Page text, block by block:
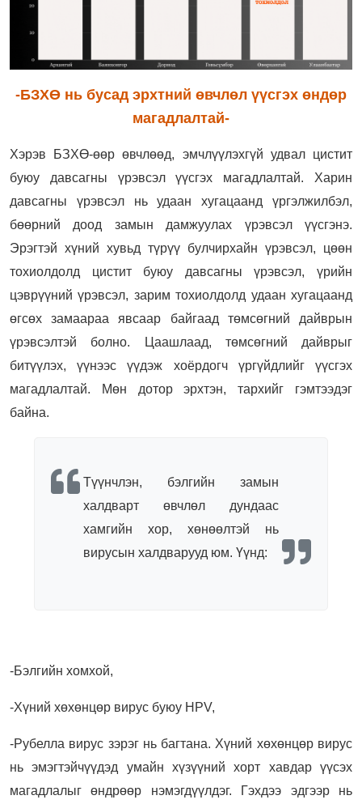
-БЗХӨ нь бусад эрхтний өвчлөл үүсгэх өндөр
магадлалтай-
Хэрэв БЗХӨ-өөр өвчлөөд, эмчлүүлэхгүй удвал цистит
буюу давсагны үрэвсэл үүсгэх магадлалтай. Харин
давсагны үрэвсэл нь удаан хугацаанд үргэлжилбэл,
бөөрний доод замын дамжуулах үрэвсэл үүсгэнэ.
Эрэгтэй хүний хувьд түрүү булчирхайн үрэвсэл, цөөн
тохиолдолд цистит буюу давсагны үрэвсэл, үрийн
цэврүүний үрэвсэл, зарим тохиолдолд удаан хугацаанд
өгсөх замаараа явсаар байгаад төмсөгний дайврын
үрэвсэлтэй болно. Цаашлаад, төмсөгний дайврыг
битүүлэх, үүнээс үүдэж хоёрдогч үргүйдлийг үүсгэх
магадлалтай. Мөн дотор эрхтэн, тархийг гэмтээдэг
байна.
Түүнчлэн, бэлгийн замын
халдварт өвчлөл дундаас
хамгийн хор, хөнөөлтэй нь
вирусын халдварууд юм. Үүнд:
-Бэлгийн хомхой,
-Хүний хөхөнцөр вирус буюу HPV,
-Рубелла вирус зэрэг нь багтана. Хүний хөхөнцөр вирус
нь эмэгтэйчүүдэд умайн хүзүүний хорт хавдар үүсэх
магадлалыг өндрөөр нэмэгдүүлдэг. Гэхдээ эдгээр нь